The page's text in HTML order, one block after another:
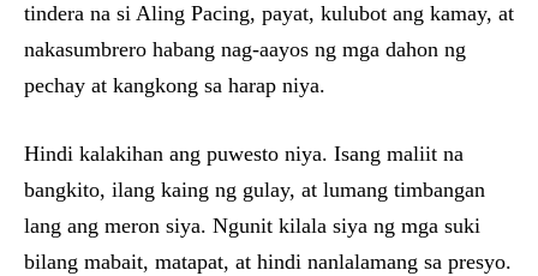
tindera na si Aling Pacing, payat, kulubot ang kamay, at
nakasumbrero habang nag-aayos ng mga dahon ng
pechay at kangkong sa harap niya.
Hindi kalakihan ang puwesto niya. Isang maliit na
bangkito, ilang kaing ng gulay, at lumang timbangan
lang ang meron siya. Ngunit kilala siya ng mga suki
bilang mabait, matapat, at hindi nanlalamang sa presyo.